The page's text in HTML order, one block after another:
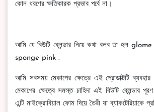
কোন ধরণের ক্ষতিকারক প্রভাব পর্বে না।
আমি যে বিউটি ব্লেন্ডার নিয়ে কথা বলব তা হল
sponge pink .
আমি সবসময় মেকাপের ক্ষেত্রে এই প্রোডাক্টটি
মেকাপের ক্ষেত্রে সমস্ত চাহিদা এই বিউটি ব্লেন্ডার
এন্টি মাইক্রোবিয়াল ফোম দিয়ে তৈরী যা ব্যাকটেরিয়াকে